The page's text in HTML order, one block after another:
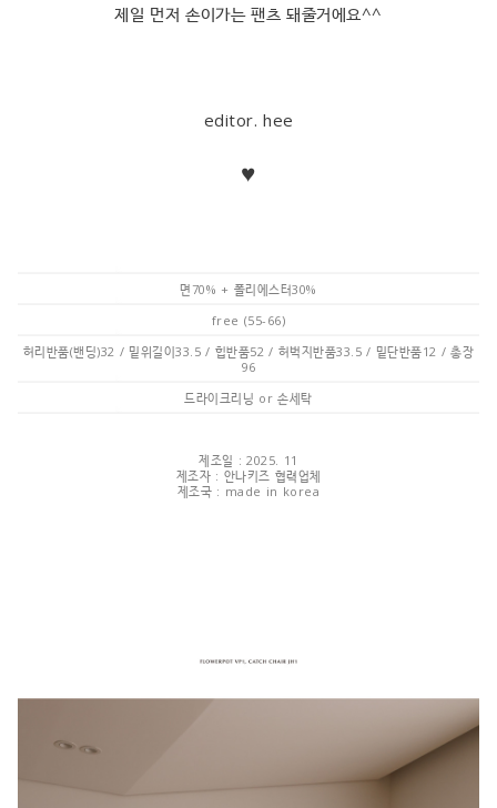
제일 먼저 손이가는 팬츠 돼줄거에요^^
editor. hee
♥
면70% + 폴리에스터30%
free (55-66)
허리반품(밴딩)32 / 밑위길이33.5 / 힙반품52 / 허벅지반품33.5 / 밑단반품12 / 총장
96
드라이크리닝 or 손세탁
제조일 : 2025. 11
제조자 : 안나키즈 협력업체
제조국 : made in korea